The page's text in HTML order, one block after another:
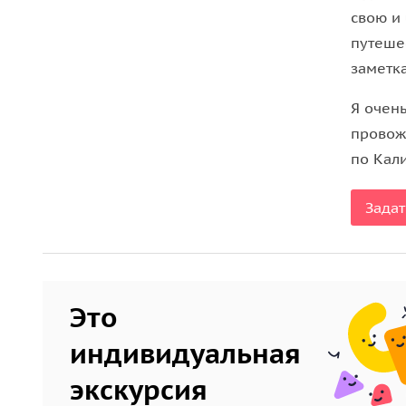
крепостного замка Пальмникен XIV века, в
увидим дворец янтарного магната Мориса
расположенный в самом живописном парке
представлены самые редкие деревья и
Вы увидите главный символ города —
выдающимся немецким архитектором Отто
лиственничный сквер со знаменитой
воду», я покажу вам Охотничий домик, в
свою и
Я
по
Это
индивидуальная
экскурсия